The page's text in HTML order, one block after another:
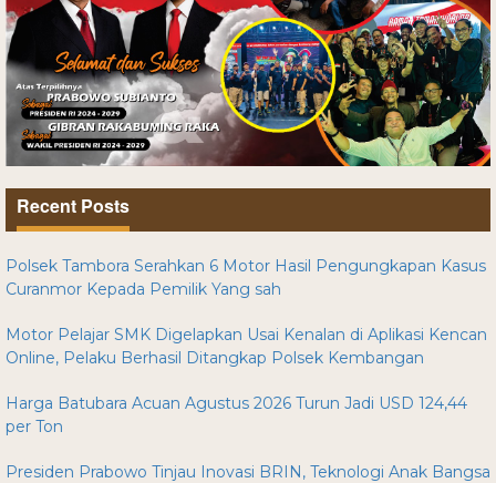
Recent Posts
Polsek Tambora Serahkan 6 Motor Hasil Pengungkapan Kasus
Curanmor Kepada Pemilik Yang sah
Motor Pelajar SMK Digelapkan Usai Kenalan di Aplikasi Kencan
Online, Pelaku Berhasil Ditangkap Polsek Kembangan
Harga Batubara Acuan Agustus 2026 Turun Jadi USD 124,44
per Ton
Presiden Prabowo Tinjau Inovasi BRIN, Teknologi Anak Bangsa